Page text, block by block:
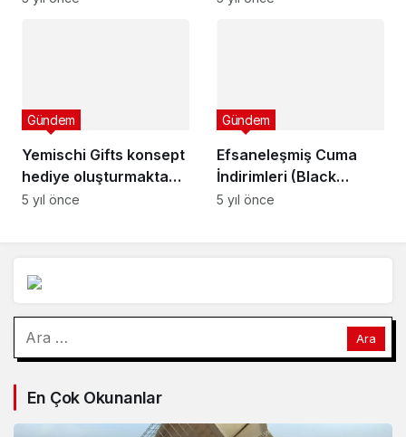
5 yıl önce
Efsaneleşmiş Cuma
İndirimleri (Black
Friday) ne vakit? Black
Friday nedir?
5 yıl önce
Arama:
En Çok Okunanlar